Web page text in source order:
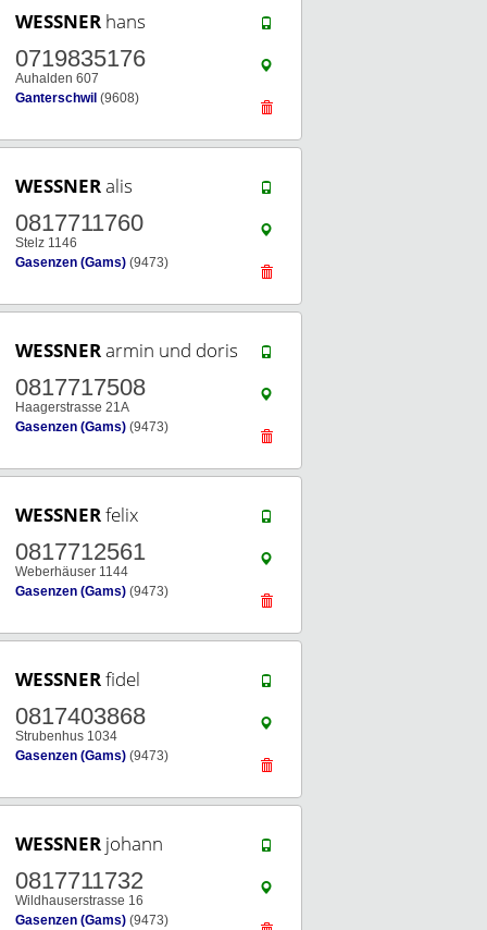
WESSNER hans
0719835176
Auhalden 607
Ganterschwil (9608)
WESSNERalis
0817711760
Stelz 1146
Gasenzen (Gams) (9473)
WESSNERarmin und doris
0817717508
Haagerstrasse 21A
Gasenzen (Gams) (9473)
WESSNERfelix
0817712561
Weberhäuser 1144
Gasenzen (Gams) (9473)
WESSNERfidel
0817403868
Strubenhus 1034
Gasenzen (Gams) (9473)
WESSNER johann
0817711732
Wildhauserstrasse 16
Gasenzen (Gams) (9473)